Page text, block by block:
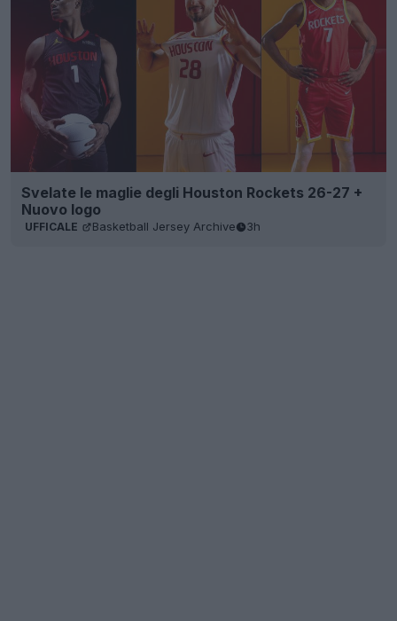
Svelate le maglie degli Houston Rockets 26-27 +
Nuovo logo
UFFICALE Basketball Jersey Archive 3h